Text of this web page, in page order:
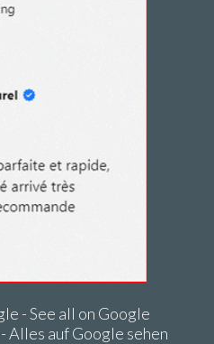
- See all on Google
Alles auf Google sehen